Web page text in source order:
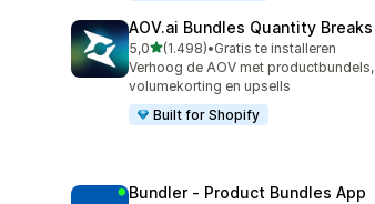
AOV.ai Bundles Quantity Breaks
5,0van 5 sterren
(1.498)
1498 recensies in totaal
•Gratis te installeren
Verhoog de AOV met productbundels,
volumekorting en upsells
Built for Shopify
Bundler ‑ Product Bundles App